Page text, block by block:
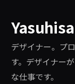
デザイナー。プ
す。デザイナー
な仕事です。